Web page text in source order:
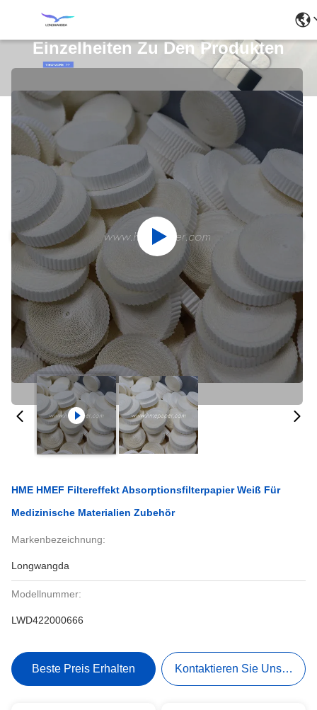
Einzelheiten Zu Den Produkten
HME HMEF Filtereffekt Absorptionsfilterpapier Weiß Für
Medizinische Materialien Zubehör
Markenbezeichnung:
Longwangda
Modellnummer:
LWD422000666
Beste Preis Erhalten Kontaktieren Sie Uns Jetzt